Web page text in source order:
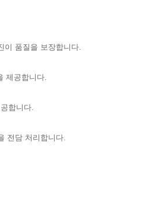
이 품질을 보장합니다.
제공합니다.
합니다.
전담 처리합니다.